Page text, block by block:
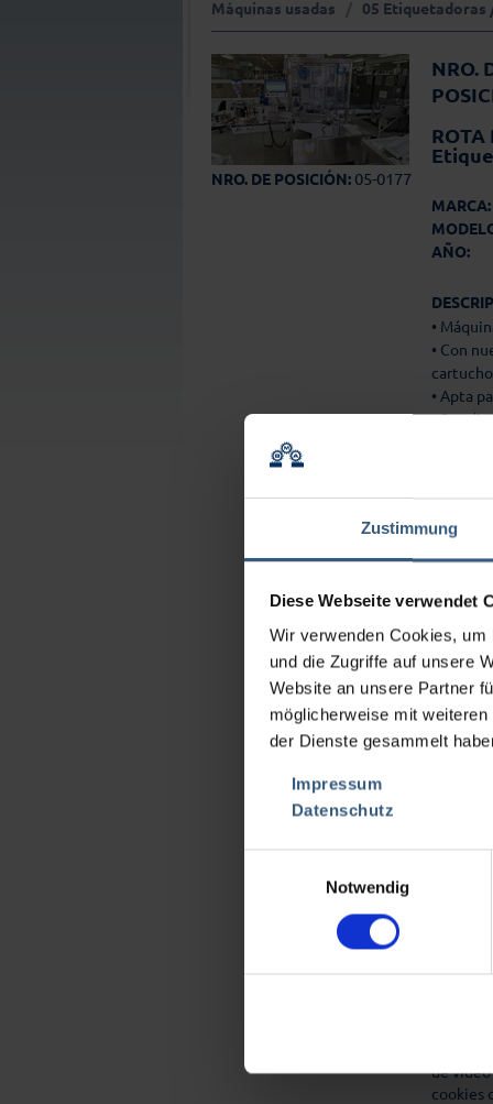
Zustimmung
Diese Webseite verwendet
Wir verwenden Cookies,
und die Zugriffe auf unsere
Website an unsere Partner
möglicherweise mit
der Dienste gesammelt
Impressum
Datenschutz
Notwendig
Máquinas usadas 05
NRO. DE POSICIÓN: 05-0177
NRO.
ROTA
MARCA:
AÑO:
•
• Con
• Apta
•
•
•
•
• Salida
• Con
1
•
•
•
Si
se
de
cookies